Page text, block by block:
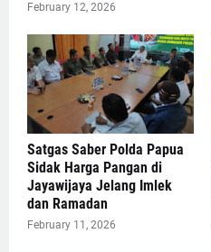
February 12, 2026
Satgas Saber Polda Papua
Sidak Harga Pangan di
Jayawijaya Jelang Imlek
dan Ramadan
February 11, 2026